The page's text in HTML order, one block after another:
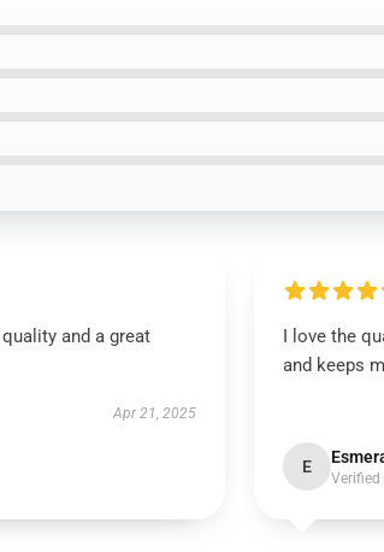
and a great
Apr 21, 2025
I love the
and keeps
E
Verified